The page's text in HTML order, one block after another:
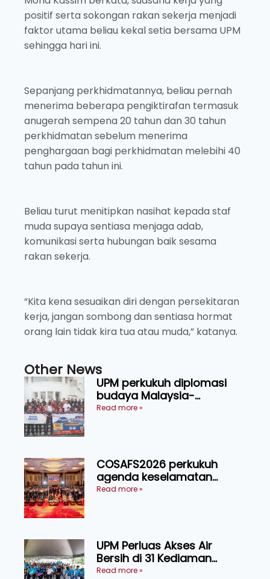
positif serta sokongan rakan sekerja menjadi
faktor utama beliau kekal setia bersama UPM
sehingga hari ini.
Sepanjang perkhidmatannya, beliau pernah
menerima beberapa pengiktirafan termasuk
anugerah sempena 20 tahun dan 30 tahun
perkhidmatan sebelum menerima
penghargaan bagi perkhidmatan melebihi 40
tahun pada tahun ini.
Beliau turut menitipkan nasihat kepada staf
muda supaya sentiasa menjaga adab,
komunikasi serta hubungan baik sesama
rakan sekerja.
“Kita kena sesuaikan diri dengan persekitaran
kerja, jangan sombong dan sentiasa hormat
orang lain tidak kira tua atau muda,” katanya.
Other News
UPM perkukuh diplomasi
budaya Malaysia-
Indonesia melalui Narasi
Read more »
COSAFS2026 perkukuh
agenda keselamatan
makanan, AgriHub pacu
Read more »
UPM Perluas Akses Air
Bersih di 31 Kediaman
Orang Asli Tasik Chini
Read more »